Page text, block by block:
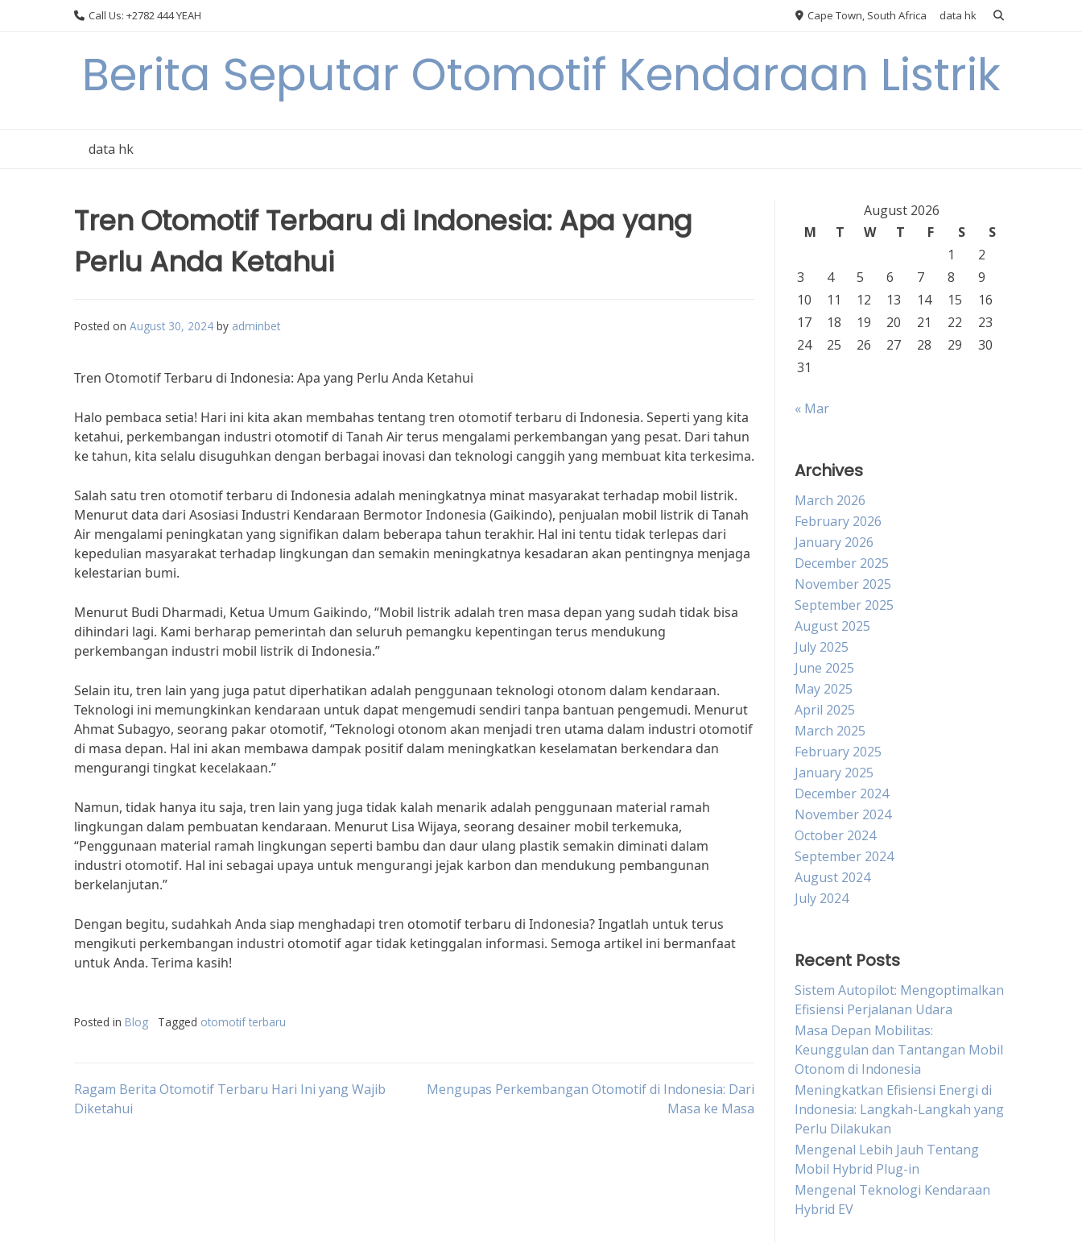
Call Us: +2782 444 YEAH Cape Town, South Africa data hk
Berita Seputar Otomotif Kendaraan Listrik
data hk
Tren Otomotif Terbaru di Indonesia: Apa yang
Perlu Anda Ketahui
Posted on August 30, 2024 by adminbet
Tren Otomotif Terbaru di Indonesia: Apa yang Perlu Anda Ketahui
Halo pembaca setia! Hari ini kita akan membahas tentang tren otomotif terbaru di Indonesia. Seperti yang kita
ketahui, perkembangan industri otomotif di Tanah Air terus mengalami perkembangan yang pesat. Dari tahun
ke tahun, kita selalu disuguhkan dengan berbagai inovasi dan teknologi canggih yang membuat kita terkesima.
Salah satu tren otomotif terbaru di Indonesia adalah meningkatnya minat masyarakat terhadap mobil listrik.
Menurut data dari Asosiasi Industri Kendaraan Bermotor Indonesia (Gaikindo), penjualan mobil listrik di Tanah
Air mengalami peningkatan yang signifikan dalam beberapa tahun terakhir. Hal ini tentu tidak terlepas dari
kepedulian masyarakat terhadap lingkungan dan semakin meningkatnya kesadaran akan pentingnya menjaga
kelestarian bumi.
Menurut Budi Dharmadi, Ketua Umum Gaikindo, “Mobil listrik adalah tren masa depan yang sudah tidak bisa
dihindari lagi. Kami berharap pemerintah dan seluruh pemangku kepentingan terus mendukung
perkembangan industri mobil listrik di Indonesia.”
Selain itu, tren lain yang juga patut diperhatikan adalah penggunaan teknologi otonom dalam kendaraan.
Teknologi ini memungkinkan kendaraan untuk dapat mengemudi sendiri tanpa bantuan pengemudi. Menurut
Ahmat Subagyo, seorang pakar otomotif, “Teknologi otonom akan menjadi tren utama dalam industri otomotif
di masa depan. Hal ini akan membawa dampak positif dalam meningkatkan keselamatan berkendara dan
mengurangi tingkat kecelakaan.”
Namun, tidak hanya itu saja, tren lain yang juga tidak kalah menarik adalah penggunaan material ramah
lingkungan dalam pembuatan kendaraan. Menurut Lisa Wijaya, seorang desainer mobil terkemuka,
“Penggunaan material ramah lingkungan seperti bambu dan daur ulang plastik semakin diminati dalam
industri otomotif. Hal ini sebagai upaya untuk mengurangi jejak karbon dan mendukung pembangunan
berkelanjutan.”
Dengan begitu, sudahkah Anda siap menghadapi tren otomotif terbaru di Indonesia? Ingatlah untuk terus
mengikuti perkembangan industri otomotif agar tidak ketinggalan informasi. Semoga artikel ini bermanfaat
untuk Anda. Terima kasih!
Posted in Blog Tagged otomotif terbaru
Post
Ragam Berita Otomotif Terbaru Hari Ini yang Wajib
Diketahui
Mengupas Perkembangan Otomotif di Indonesia: Dari
Masa ke Masa
August 2026
M
T W T F S
S
1
2
3
4 5 6 7 8
9
10
11 12 13 14 15
16
17
18 19 20 21 22
23
24
25 26 27 28 29
30
31
« Mar
Archives
March 2026
February 2026
January 2026
December 2025
November 2025
September 2025
August 2025
July 2025
June 2025
May 2025
April 2025
March 2025
February 2025
January 2025
December 2024
November 2024
October 2024
September 2024
August 2024
July 2024
Recent Posts
Sistem Autopilot: Mengoptimalkan
Efisiensi Perjalanan Udara
Masa Depan Mobilitas:
Keunggulan dan Tantangan Mobil
Otonom di Indonesia
Meningkatkan Efisiensi Energi di
Indonesia: Langkah-Langkah yang
Perlu Dilakukan
Mengenal Lebih Jauh Tentang
Mobil Hybrid Plug-in
Mengenal Teknologi Kendaraan
Hybrid EV